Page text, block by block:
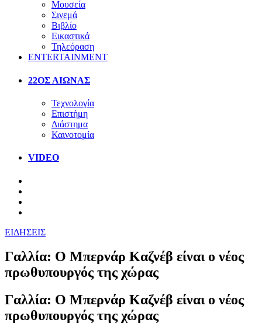
Μουσεία
Σινεμά
Βιβλίο
Εικαστικά
Τηλεόραση
ENTERTAINMENT
22ΟΣ ΑΙΩΝΑΣ
Τεχνολογία
Επιστήμη
Διάστημα
Καινοτομία
VIDEO
ΕΙΔΗΣΕΙΣ
Γαλλία: Ο Μπερνάρ Καζνέβ είναι ο νέος
πρωθυπουργός της χώρας
Γαλλία: Ο Μπερνάρ Καζνέβ είναι ο νέος
πρωθυπουργός της χώρας